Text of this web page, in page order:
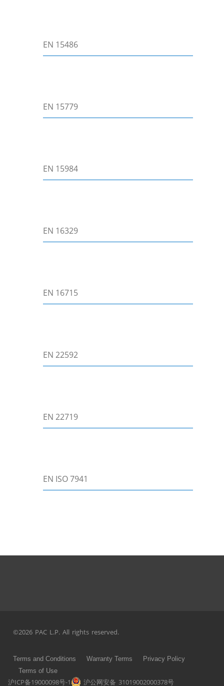
EN 15486
EN 15779
EN 15984
EN 16329
EN 16715
EN 22592
EN 22719
EN ISO 7941
©2026 PAC L.P. All rights reserved.
Terms and Conditions Warranty Terms
Privacy Policy
Terms of Use
沪ICP备19000098号-1 沪公网安备 31019002000378号